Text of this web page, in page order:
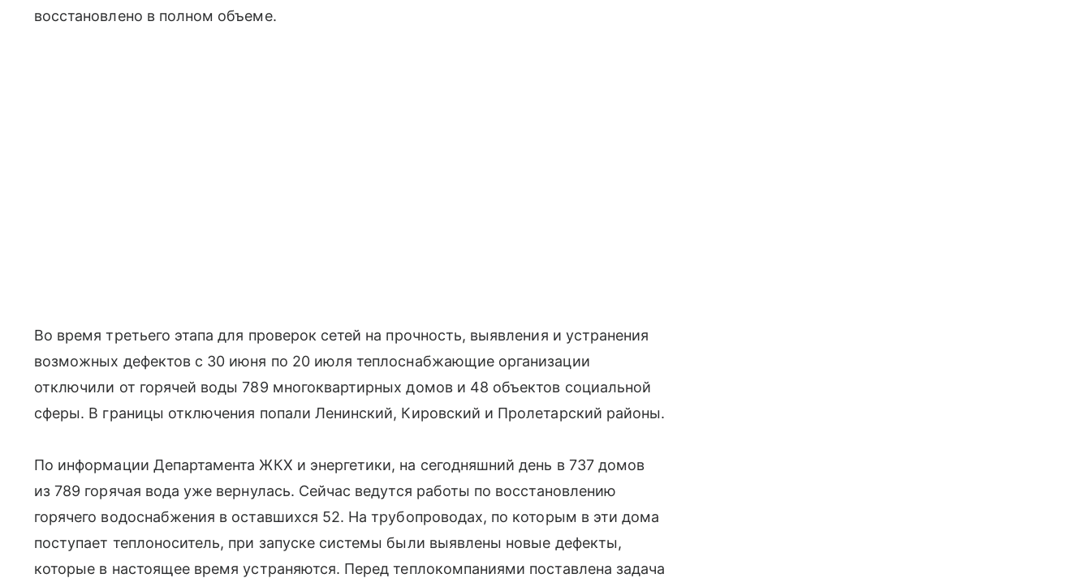
восстановлено в полном объеме.
Во время третьего этапа для проверок сетей на прочность, выявления и устранения
возможных дефектов с 30 июня по 20 июля теплоснабжающие организации
отключили от горячей воды 789 многоквартирных домов и 48 объектов социальной
сферы. В границы отключения попали Ленинский, Кировский и Пролетарский районы.
По информации Департамента ЖКХ и энергетики, на сегодняшний день в 737 домов
из 789 горячая вода уже вернулась. Сейчас ведутся работы по восстановлению
горячего водоснабжения в оставшихся 52. На трубопроводах, по которым в эти дома
поступает теплоноситель, при запуске системы были выявлены новые дефекты,
которые в настоящее время устраняются. Перед теплокомпаниями поставлена задача